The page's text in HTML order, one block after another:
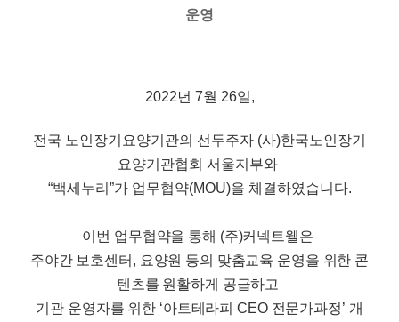
운영
2022년 7월 26일,
전국 노인장기요양기관의 선두주자 (사)한국노인장기
요양기관협회 서울지부와
“백세누리”가 업무협약(MOU)을 체결하였습니다.
이번 업무협약을 통해 (주)커넥트웰은
주야간 보호센터 , 요양원 등의 맞춤교육 운영을 위한 콘
텐츠를 원활하게 공급하고
기관 운영자를 위한 ‘아트테라피CEO 전문가과정’ 개